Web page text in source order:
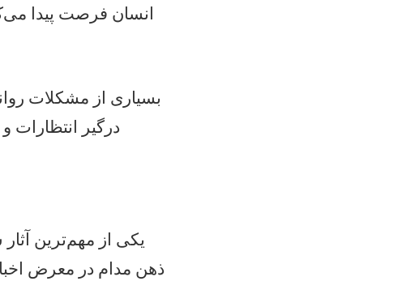
انسان فرصت پیدا
بسیاری از مشکلات
درگیر
یکی از مهم‌ترین
ذهن مدام در معرض